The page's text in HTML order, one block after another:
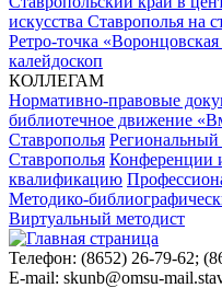
искусства Ставрополья на
Ретро-точка
калейдоскоп
КОЛЛЕГАМ
Нормативно-правовые
библиотечное движение
Ставрополья
Ставрополья Конференции
квалификацию
Методико-
Виртуальный методист
Телефон: (8652) 26-79-62;
E-mail: skunb@omsu-